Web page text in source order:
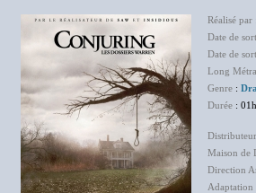
Réalisé par
Date de
Date de
Long
Genre :
Durée :
Maison de
Direction
Adaptation